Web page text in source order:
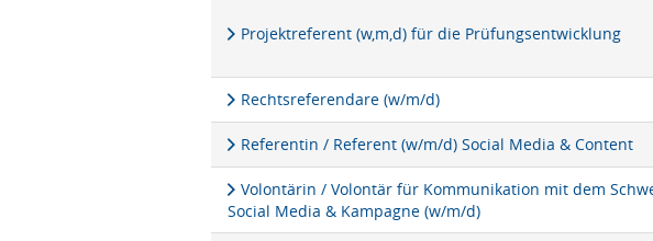
Projektreferent (w,m,d) für die Prüfungsentwicklung
Rechtsreferendare (w/m/d)
Referentin / Referent (w/m/d) Social Media & Content
Volontärin / Volontär für Kommunikation mit dem
Social Media & Kampagne (w/m/d)